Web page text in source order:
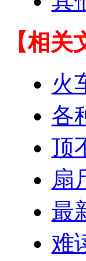
【相关
火
各
顶
扇
最
难